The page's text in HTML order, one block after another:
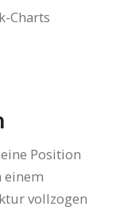
Charts
Position
einem
vollzogen